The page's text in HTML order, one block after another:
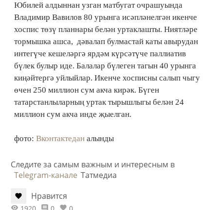
Юбилей алдыннан узган матбугат очрашуында
Владимир Вавилов 80 урынга исәпләнелгән икенче
хоспис төзү планнары белән уртаклашты. Ниятләре
тормышка ашса, дәвалап булмастай каты авырудан
интегүче кешеләргә ярдәм күрсәтүче паллиатив
бүлек булыр иде. Балалар бүлеген тагын 40 урынга
киңәйтергә уйлыйлар. Икенче хосписны салып чыгу
өчен 250 миллион сум акча кирәк. Бүген
татарстанлыларның уртак тырышлыгы белән 24
миллион сум акча инде җыелган.
фото: Вконтактедан алынды
Следите за самым важным и интересным в
Telegram-канале Татмедиа
Нравится